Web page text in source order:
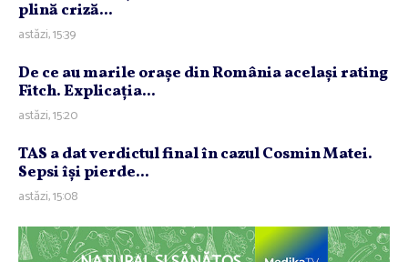
plină criză...
astăzi, 15:39
De ce au marile oraşe din România acelaşi rating
Fitch. Explicaţia...
astăzi, 15:20
TAS a dat verdictul final în cazul Cosmin Matei.
Sepsi îşi pierde...
astăzi, 15:08